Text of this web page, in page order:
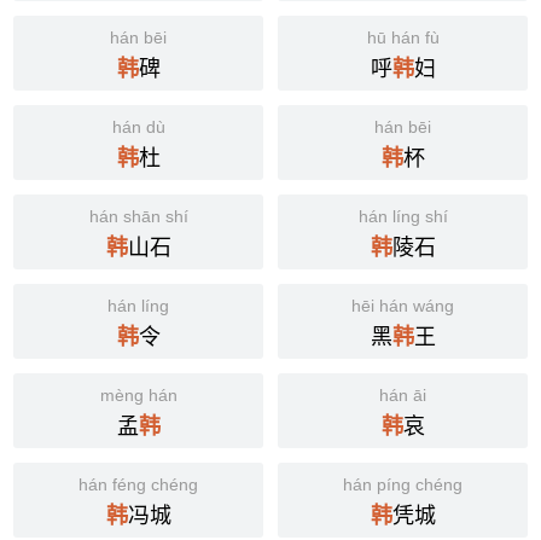
hán bēi
韩碑
hū hán fù
呼韩妇
hán dù
韩杜
hán bēi
韩杯
hán shān shí
韩山石
hán líng shí
韩陵石
hán líng
韩令
hēi hán wáng
黑韩王
mèng hán
孟韩
hán āi
韩哀
hán féng chéng
韩冯城
hán píng chéng
韩凭城